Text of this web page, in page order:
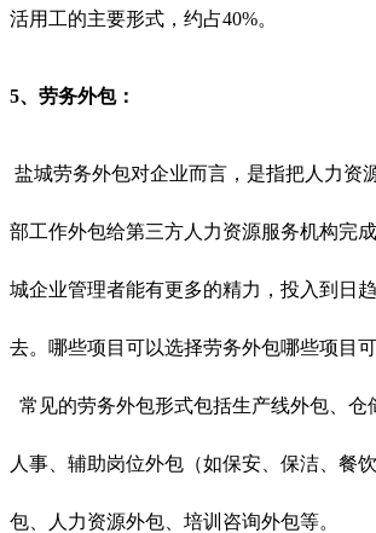
活用工的主要形式，约占40%。
5、劳务外包：
盐城劳务外包对企业而言，是指把人力资
部工作外包给第三方人力资源服务机构完
城企业管理者能有更多的精力，投入到日
去。哪些项目可以选择劳务外包哪些项目
常见的劳务外包形式包括生产线外包、仓
人事、辅助岗位外包（如保安、保洁、餐
包、人力资源外包、培训咨询外包等。